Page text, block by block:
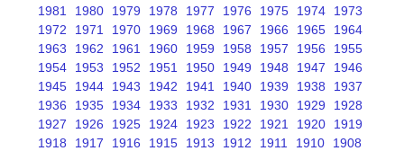
1981
1980 1979 1978 1977 1976 1975 1974
1973
1972
1971 1970 1969 1968 1967 1966 1965
1964
1963
1962 1961 1960 1959 1958 1957 1956
1955
1954
1953 1952 1951 1950 1949 1948 1947
1946
1945
1944 1943 1942 1941 1940 1939 1938
1937
1936
1935 1934 1933 1932 1931 1930 1929
1928
1927
1926 1925 1924 1923 1922 1921 1920
1919
1918
1917 1916 1915 1913 1912 1911 1910
1908